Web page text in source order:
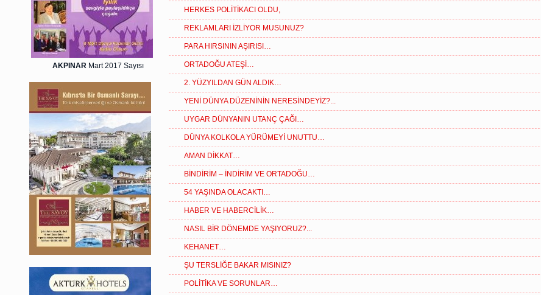
AKPINAR Mart 2017 Sayısı
HERKES POLİTİKACI OLDU,
REKLAMLARI İZLİYOR MUSUNUZ?
PARA HIRSININ AŞIRISI…
ORTADOĞU ATEŞİ…
2. YÜZYILDAN GÜN ALDIK…
YENİ DÜNYA DÜZENİNİN NERESİNDEYİZ?...
UYGAR DÜNYANIN UTANÇ ÇAĞI…
DÜNYA KOLKOLA YÜRÜMEYİ UNUTTU…
AMAN DİKKAT…
BİNDİRİM – İNDİRİM VE ORTADOĞU…
54 YAŞINDA OLACAKTI…
HABER VE HABERCİLİK…
NASIL BİR DÖNEMDE YAŞIYORUZ?...
KEHANET…
ŞU TERSLİĞE BAKAR MISINIZ?
POLİTİKA VE SORUNLAR…